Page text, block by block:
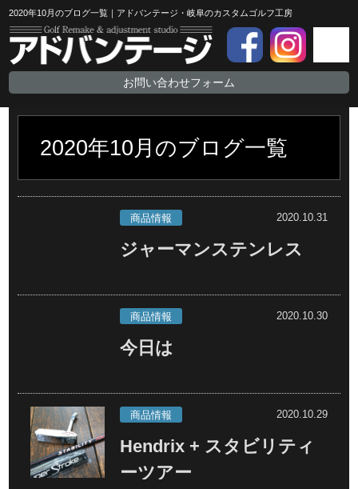
2020年10月のブログ一覧｜アドバンテージ・岐阜のカスタムゴルフ工房
お問い合わせフォーム
2020年10月のブログ一覧
2020.10.31
商品情報
ジャーマンステンレス
2020.10.30
商品情報
今日は
2020.10.29
商品情報
Hendrix + スタビリティ
ーツアー